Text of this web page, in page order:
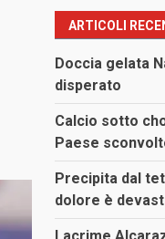
ARTICOLI
Doccia gelata
disperato
Calcio sotto
Paese
Precipita dal
dolore è